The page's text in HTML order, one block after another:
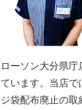
ローソン大分県
ています。当店
ジ袋配布廃止の取